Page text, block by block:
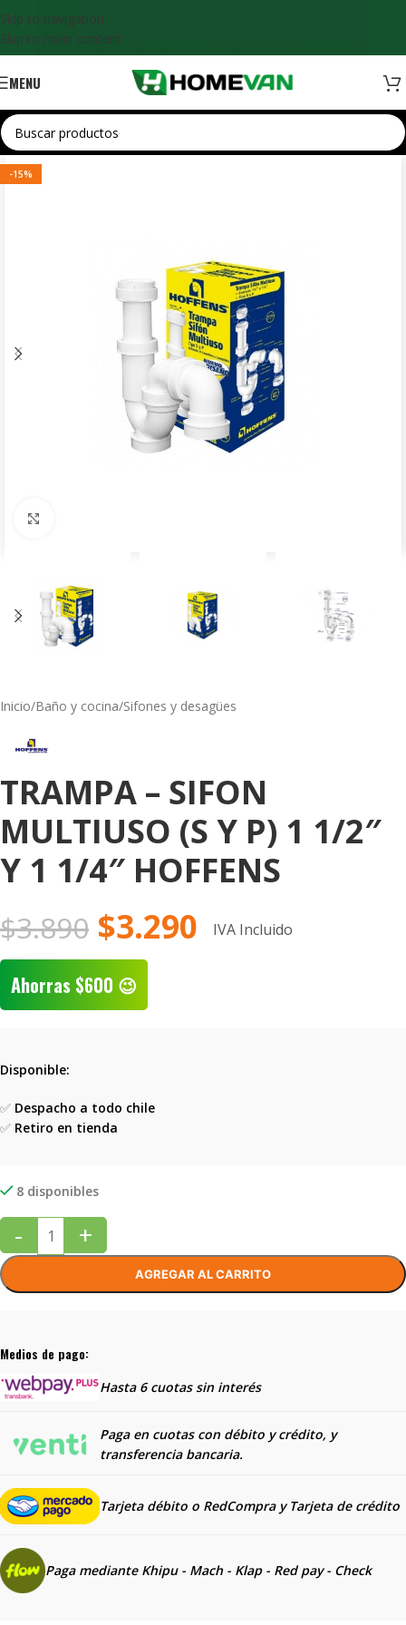
Skip to navigation
Skip to main content
MENU
-15%
Inicio/Baño y cocina/Sifones y desagües
TRAMPA – SIFON
MULTIUSO (S Y P) 1 1/2″
Y 1 1/4″ HOFFENS
$3.890 $3.290 IVA Incluido
Ahorras $600 😉
Disponible:
✅ Despacho a todo chile
✅ Retiro en tienda
8 disponibles
- +
AGREGAR AL CARRITO
Medios de pago:
Hasta 6 cuotas sin interés
Paga en cuotas con débito y crédito, y
transferencia bancaria.
Tarjeta débito o RedCompra y Tarjeta de crédito
Paga mediante Khipu - Mach - Klap - Red pay - Check